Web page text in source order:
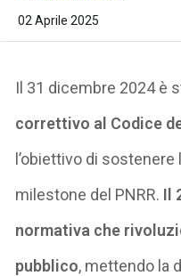
02 Aprile 2025
Il 31 dicembre 2024 è
correttivo al Codice
l’obiettivo di
milestone del PNRR. Il
normativa che
pubblico, mettendo la